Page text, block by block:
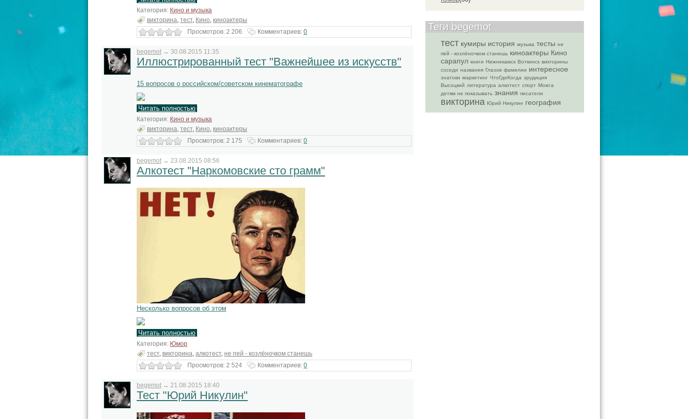
Категория: Кино и музыка
викторина, тест, Кино, киноактеры
Просмотров: 2 206
Комментариев: 0
begemot → 30.08.2015 11:35
Иллюстрированный тест "Важнейшее из искусств"
15 вопросов о российском/советском кинематографе
Читать полностью
Категория: Кино и музыка
викторина, тест, Кино, киноактеры
Просмотров: 2 175
Комментариев: 0
begemot → 23.08.2015 08:56
Алкотест "Наркомовские сто грамм"
Несколько вопросов об этом
Читать полностью
Категория: Юмор
тест, викторина, алкотест, не пей - козлёночком станешь
Просмотров: 2 524
Комментариев: 0
begemot → 21.08.2015 18:40
Тест "Юрий Никулин"
Теги begemot
тест кумиры история музыка тесты не
пей - козлёночком станешь киноактеры Кино
сарапул книги Нижнекамск Воткинск викторины
соседи названия Глазов фамилии интересное
знатоки маркетинг ЧтоГдеКогда эрудиция
Высоцкий литература алкотест спорт Можга
детям не показывать знания писатели
викторина Юрий Никулин география